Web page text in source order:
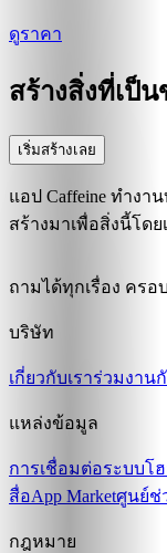
ดูราคา
สร้างสิ่งที่เป็
เริ่มสร้างเลย
แอป Caffeine ทำงา
สร้างมาเพื่อสิ่งนี้โดย
ถามได้ทุกเรื่อง คร
บริษัท
เกี่ยวกับเราร่วมงานกั
แหล่งข้อมูล
การเชื่อมต่อระบบโ
สื่อApp Marketศูนย์ช่
กฎหมาย